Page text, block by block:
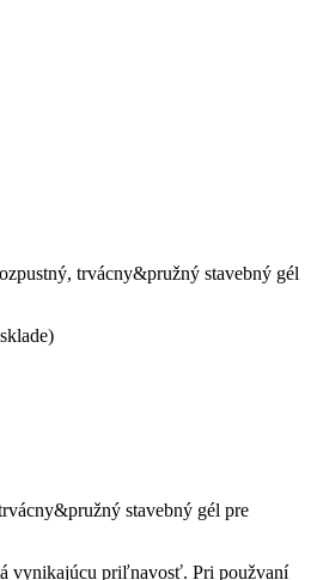
trvácny&pružný stavebný gél
stavebný gél pre
vynikajúcu priľnavosť. Pri použvaní